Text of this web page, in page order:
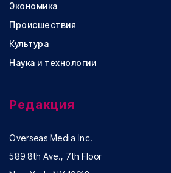
Экономика
Происшествия
Культура
Наука и технологии
Редакция
Overseas Media Inc.
589 8th Ave., 7th Floor